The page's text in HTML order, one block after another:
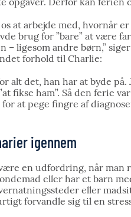
at arbejde med, hvornår
brug for ”bare” at være
– ligesom andre børn,”
forhold til Charlie:
alt det, han har at byde
fikse ham”. Så den ferie
at pege fingre af
igennem
en udfordring, når man
eller har et barn
eller
forvandle sig til en